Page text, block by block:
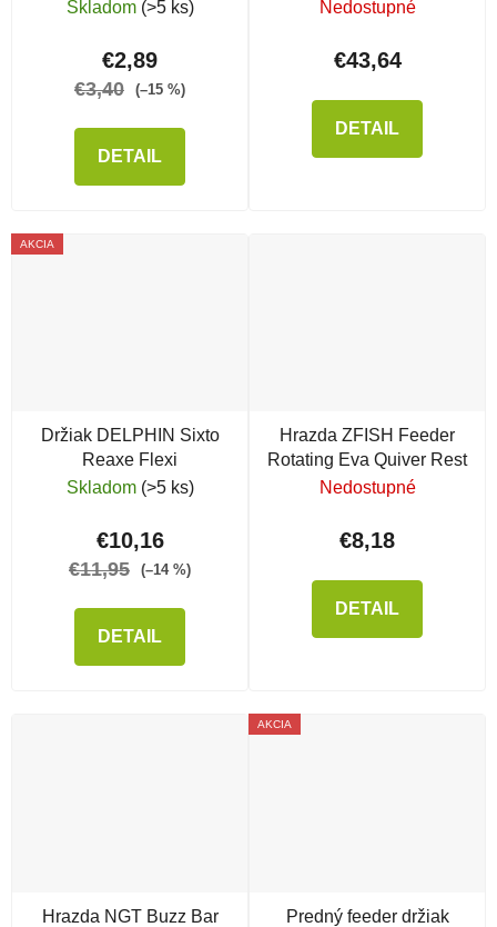
Skladom (>5 ks)
€2,89
€3,40 (–15 %)
DETAIL
Silver
Nedostupné
€43,64
DETAIL
AKCIA
Držiak DELPHIN Sixto
Reaxe Flexi
Skladom (>5 ks)
€10,16
€11,95 (–14 %)
DETAIL
Hrazda ZFISH Feeder
Rotating Eva Quiver Rest
Nedostupné
€8,18
DETAIL
Hrazda NGT Buzz Bar
AKCIA
Predný feeder držiak